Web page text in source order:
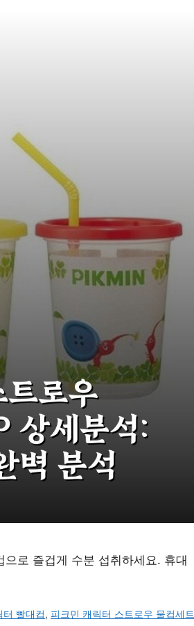
로 즐겁게 수분 섭취하세요. 휴대
터 빨대컵,피크민 캐릭터 스트로우 물컵세트